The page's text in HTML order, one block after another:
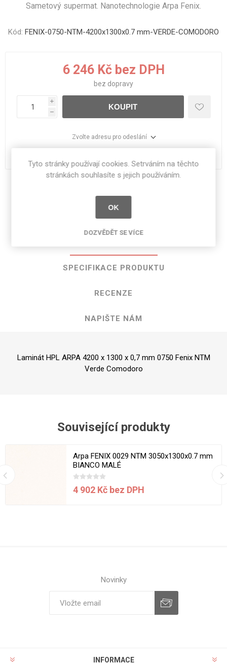
Sametový supermat. Nanotechnologie Arpa Fenix.
Kód: FENIX-0750-NTM-4200x1300x0.7 mm-VERDE-COMODORO
6 246 Kč bez DPH
bez dopravy
i
h
KOUPIT
Zvolte adresu pro odeslání
SPECIFIKACE PRODUKTU
RECENZE
NAPIŠTE NÁM
Laminát HPL ARPA 4200 x 1300 x 0,7 mm 0750 Fenix NTM
Verde Comodoro
Související produkty
Arpa FENIX 0029 NTM 3050x1300x0.7 mm
BIANCO MALÉ
4 902 Kč bez DPH
Novinky
INFORMACE
Tyto stránky používají cookies. Setrváním na těchto
stránkách souhlasíte s jejich používáním.
OK
DOZVĚDĚT SE VÍCE